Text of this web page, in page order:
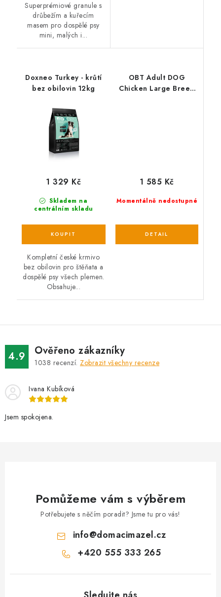
Superprémiové granule s
drůbežím a kuřecím
masem pro dospělé psy
mini, malých i...
Doxneo Turkey - krůtí
bez obilovin 12kg
Skladem na
centrálním skladu
1 329 Kč
Kompletní české krmivo
bez obilovin pro štěňata a
dospělé psy všech plemen.
Obsahuje...
OBT Adult DOG
Chicken Large Breed
Momentálně nedostupné
1 585 Kč
4.9 Ověřeno zákazníky
1038 recenzí. Zobrazit všechny recenze
Ivana Kubíková
Jsem spokojena.
Pomůžeme vám s výběrem
Potřebujete s něčím poradit? Jsme tu pro vás!
info@domacimazel.cz
+420 555 333 265